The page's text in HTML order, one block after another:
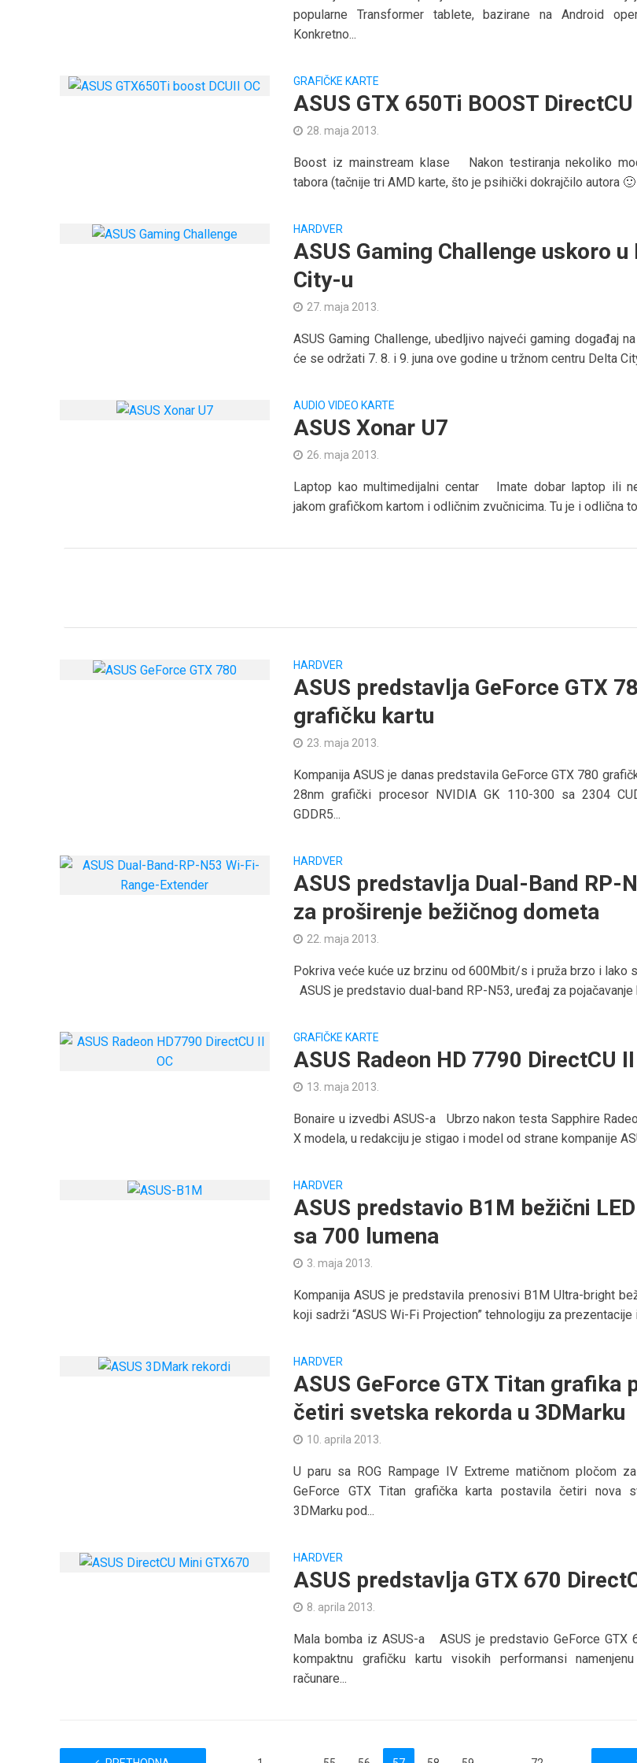
popularne Transformer tablete, bazirane na Android
Konkretno...
GRAFIČKE KARTE
ASUS GTX 650Ti BOOST DirectCU
28. maja 2013.
Boost iz mainstream klase Nakon testiranja nekoliko
tabora (tačnije tri AMD karte, što je psihički dokrajčilo autora 🙂
HARDVER
ASUS Gaming Challenge uskoro u
City-u
27. maja 2013.
ASUS Gaming Challenge, ubedljivo najveći gaming događaj
će se održati 7. 8. i 9. juna ove godine u tržnom centru Delta
AUDIO VIDEO KARTE
ASUS Xonar U7
26. maja 2013.
Laptop kao multimedijalni centar Imate dobar laptop ili
jakom grafičkom kartom i odličnim zvučnicima. Tu je i odlična
HARDVER
ASUS predstavlja GeForce GTX
grafičku kartu
23. maja 2013.
Kompanija ASUS je danas predstavila GeForce GTX 780
28nm grafički procesor NVIDIA GK 110-300 sa 2304
GDDR5...
HARDVER
ASUS predstavlja Dual-Band RP-
za proširenje bežičnog dometa
22. maja 2013.
Pokriva veće kuće uz brzinu od 600Mbit/s i pruža brzo i lako
ASUS je predstavio dual-band RP-N53, uređaj za pojačavanje
GRAFIČKE KARTE
ASUS Radeon HD 7790 DirectCU II
13. maja 2013.
Bonaire u izvedbi ASUS-a Ubrzo nakon testa Sapphire
X modela, u redakciju je stigao i model od strane kompanije
HARDVER
ASUS predstavio B1M bežični
sa 700 lumena
3. maja 2013.
Kompanija ASUS je predstavila prenosivi B1M Ultra-bright
koji sadrži “ASUS Wi-Fi Projection” tehnologiju za prezentacije
HARDVER
ASUS GeForce GTX Titan grafika
četiri svetska rekorda u 3DMarku
10. aprila 2013.
U paru sa ROG Rampage IV Extreme matičnom pločom
GeForce GTX Titan grafička karta postavila četiri nova
3DMarku pod...
HARDVER
ASUS predstavlja GTX 670
8. aprila 2013.
Mala bomba iz ASUS-a ASUS je predstavio GeForce GTX
kompaktnu grafičku kartu visokih performansi
računare...